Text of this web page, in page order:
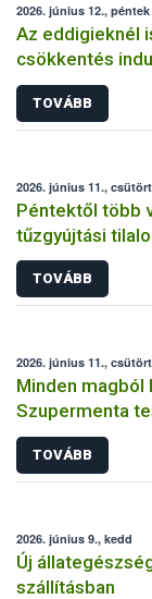
2026. június 12., péntek
Az eddigieknél
csökkentés
TOVÁBB
2026. június 11.,
Péntektől több
tűzgyújtási
TOVÁBB
2026. június 11.,
Minden
Szupermenta
TOVÁBB
2026. június 9., kedd
Új
szállításban